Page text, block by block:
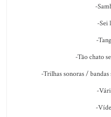
-
-Sei
-
-Tão chato
-Trilhas sonoras /
-
-